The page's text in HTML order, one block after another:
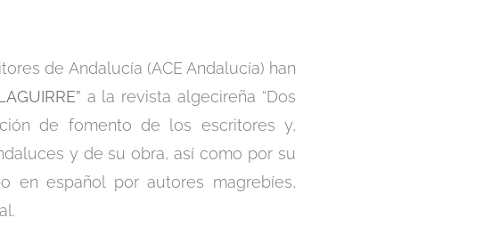
de Andalucía (ACE Andalucía) han
a la revista algecireña “Dos
de fomento de los escritores y,
y de su obra, así como por su
en español por autores magrebíes,